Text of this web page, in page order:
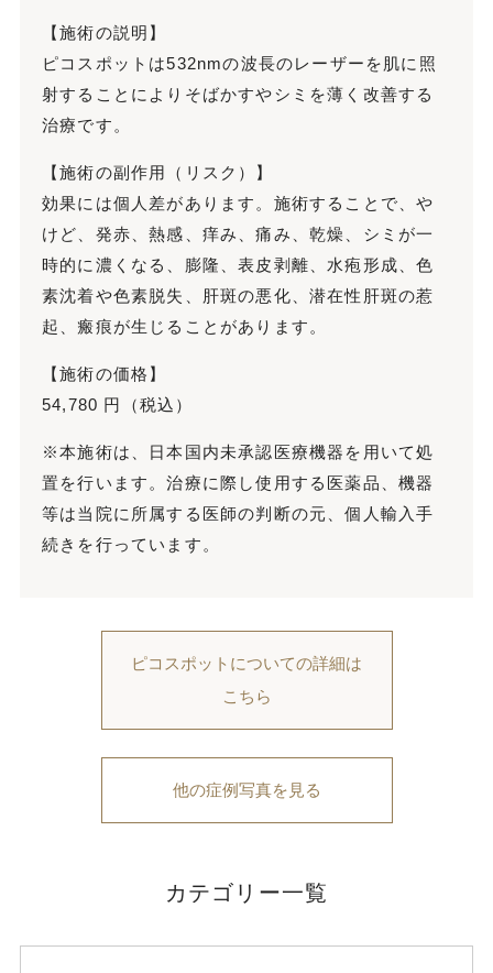
【施術の説明】
ピコスポットは532nmの波長のレーザーを肌に照
射することによりそばかすやシミを薄く改善する
治療です。
【施術の副作用（リスク）】
効果には個人差があります。施術することで、や
けど、発赤、熱感、痒み、痛み、乾燥、シミが一
時的に濃くなる、膨隆、表皮剥離、水疱形成、色
素沈着や色素脱失、肝斑の悪化、潜在性肝斑の惹
起、瘢痕が生じることがあります。
【施術の価格】
54,780 円（税込）
※本施術は、日本国内未承認医療機器を用いて処
置を行います。治療に際し使用する医薬品、機器
等は当院に所属する医師の判断の元、個人輸入手
続きを行っています。
ピコスポットについての詳細は
こちら
他の症例写真を見る
カテゴリー一覧